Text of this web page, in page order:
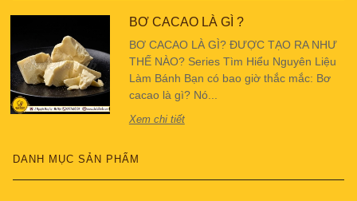
BƠ CACAO LÀ GÌ ?
BƠ CACAO LÀ GÌ? ĐƯỢC TẠO RA NHƯ
THẾ NÀO? Series Tìm Hiểu Nguyên Liệu
Làm Bánh Bạn có bao giờ thắc mắc: Bơ
cacao là gì? Nó...
Xem chi tiết
DANH MỤC SẢN PHẨM